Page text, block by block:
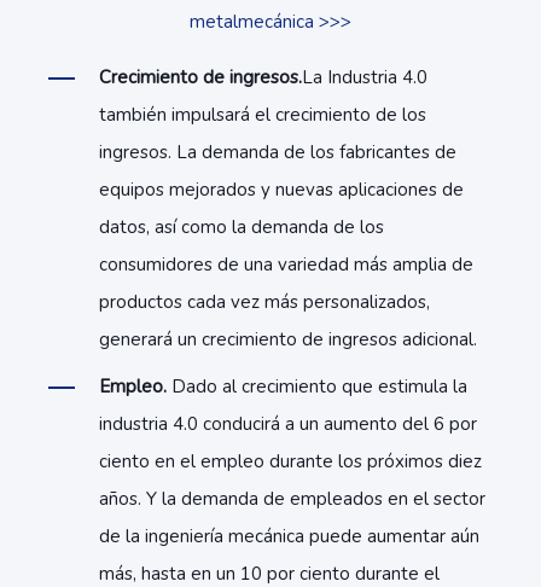
metalmecánica >>>
Crecimiento de ingresos.La Industria 4.0
también impulsará el crecimiento de los
ingresos. La demanda de los fabricantes de
equipos mejorados y nuevas aplicaciones de
datos, así como la demanda de los
consumidores de una variedad más amplia de
productos cada vez más personalizados,
generará un crecimiento de ingresos adicional.
Empleo. Dado al crecimiento que estimula la
industria 4.0 conducirá a un aumento del 6 por
ciento en el empleo durante los próximos diez
años. Y la demanda de empleados en el sector
de la ingeniería mecánica puede aumentar aún
más, hasta en un 10 por ciento durante el